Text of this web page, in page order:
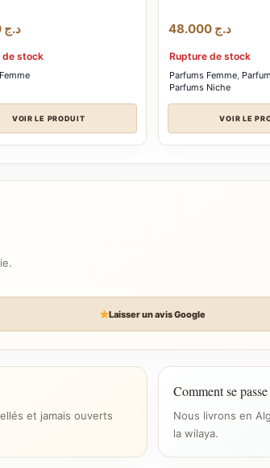
د.ج 31.500
de stock
VOIR LE PRODUIT
د.ج
Rupture de stock
Parfums Femme,
Parfums Niche
VOIR LE
Laisser un avis Google
et jamais ouverts
Comment se
Nous livrons en
la wilaya.